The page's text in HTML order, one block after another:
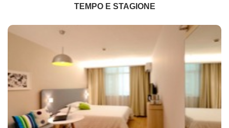
TEMPO E STAGIONE